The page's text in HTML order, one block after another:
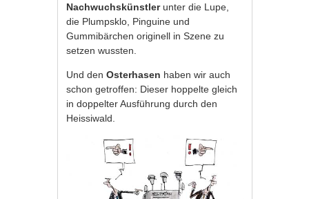
Nachwuchskünstlerunter die Lupe,
die Plumpsklo, Pinguine und
Gummibärchen originell in Szene zu
setzen wussten.
Und denOsterhasen haben wir auch
schon getroffen: Dieser hoppelte gleich
in doppelter Ausführung durch den
Heissiwald.